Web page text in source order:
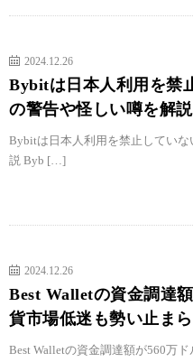
2024.12.26
Bybitは日本人利用を禁
の警告や怪しい噂を解説
Bybitは日本人利用を禁止してい
説 Byb […]
2024.12.26
Best Walletの資金調達
貨市場低迷も勢い止ま
Best Walletの資金調達額が560万